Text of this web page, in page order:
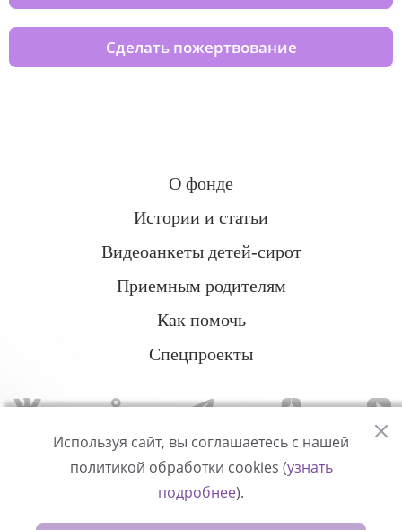
Сделать пожертвование
О фонде
Истории и статьи
Видеоанкеты детей-сирот
Приемным родителям
Как помочь
Спецпроекты
Политика конфиденциальности
Используя сайт, вы соглашаетесь с нашей
политикой обработки cookies (узнать
подробнее).